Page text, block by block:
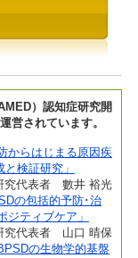
）認知症研究開
営されています。
からはじまる原因疾
検証研究」
究代表者 數井 裕光
の包括的予防･治
ティブケア」
究代表者 山口 晴保
の生物学的基盤